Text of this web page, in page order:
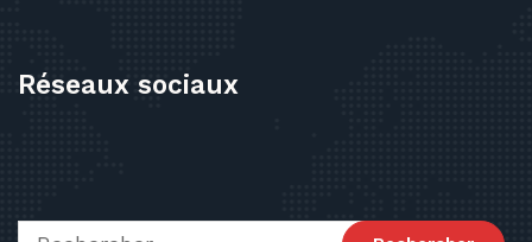
Réseaux sociaux